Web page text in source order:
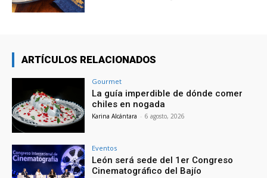
ARTÍCULOS RELACIONADOS
Gourmet
La guía imperdible de dónde comer
chiles en nogada
Karina Alcántara - 6 agosto, 2026
Eventos
León será sede del 1er Congreso
Cinematográfico del Bajío